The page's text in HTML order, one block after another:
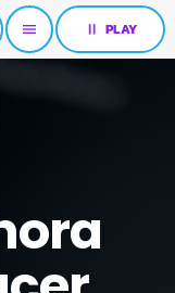
menu pause PLAY